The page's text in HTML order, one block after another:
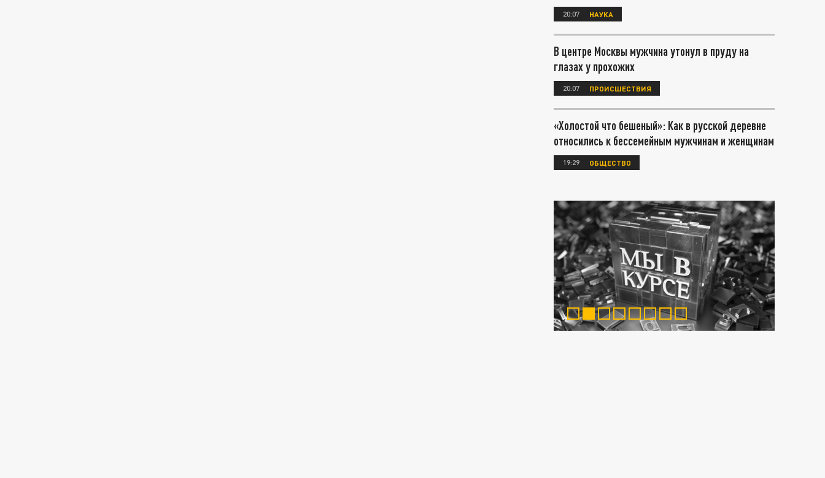
20:07 НАУКА
В центре Москвы мужчина утонул в пруду на
глазах у прохожих
20:07 ПРОИСШЕСТВИЯ
«Холостой что бешеный»: Как в русской деревне
относились к бессемейным мужчинам и женщинам
19:29 ОБЩЕСТВО